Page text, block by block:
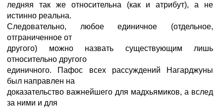
ледняя так же относительна (как и атрибут), а не
истинно реальна.
Следовательно, любое единичное (отдельное,
отграниченное от
другого) можно назвать существующим лишь
относительно другого
единичного. Пафос всех рассуждений Нагарджуны
был направлен на
доказательство важнейшего для мадхьямиков, а вслед
за ними и для